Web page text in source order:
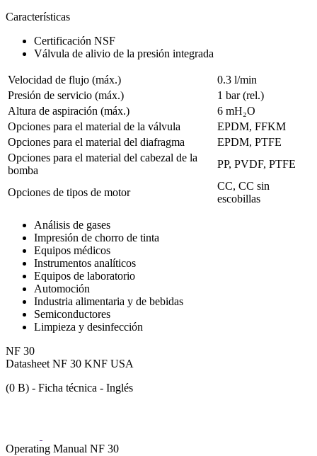
Características
Certificación NSF
Válvula de alivio de la presión integrada
Velocidad de flujo (máx.)
0.3 l/min
Presión de servicio (máx.)
1 bar (rel.)
Altura de aspiración (máx.)
6 mH₂O
Opciones para el material de la válvula
EPDM, FFKM
Opciones para el material del diafragma
EPDM, PTFE
Opciones para el material del cabezal de la
bomba
PP, PVDF, PTFE
Opciones de tipos de motor
CC, CC sin
escobillas
Análisis de gases
Impresión de chorro de tinta
Equipos médicos
Instrumentos analíticos
Equipos de laboratorio
Automoción
Industria alimentaria y de bebidas
Semiconductores
Limpieza y desinfección
NF 30
Datasheet NF 30 KNF USA
(0 B) - Ficha técnica - Inglés
Operating Manual NF 30